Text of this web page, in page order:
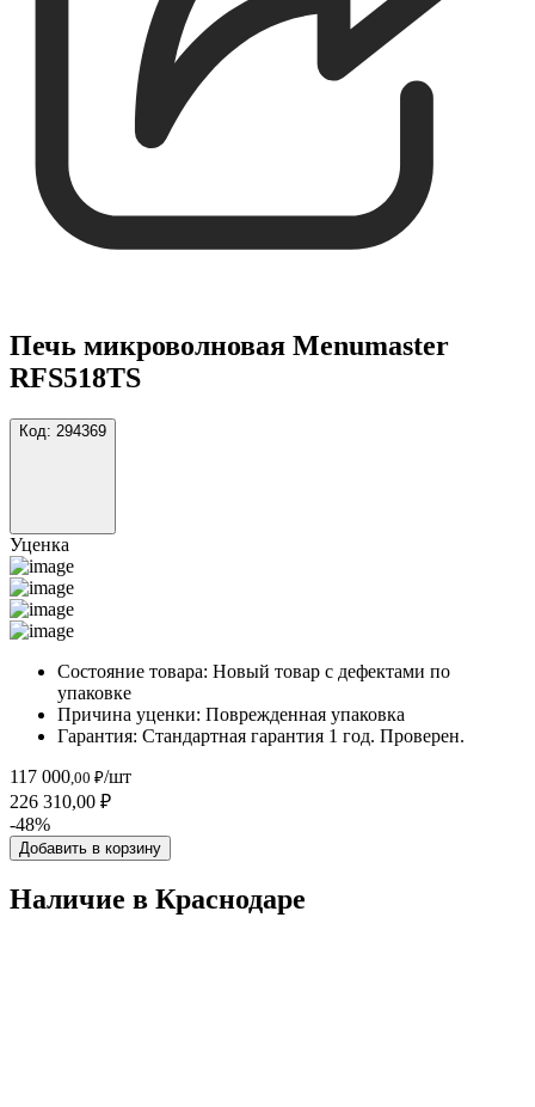
Печь микроволновая Menumaster
RFS518TS
Код: 294369
Уценка
Состояние товара: Новый товар с дефектами по
упаковке
Причина уценки: Поврежденная упаковка
Гарантия: Стандартная гарантия 1 год. Проверен.
117 000 ,00 ₽/шт
226 310,00 ₽
-48%
Добавить в корзину
Наличие в Краснодарe